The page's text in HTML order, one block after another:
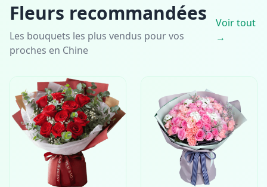
Fleurs recommandées
Les bouquets les plus vendus pour vos
proches en Chine
Voir tout
→